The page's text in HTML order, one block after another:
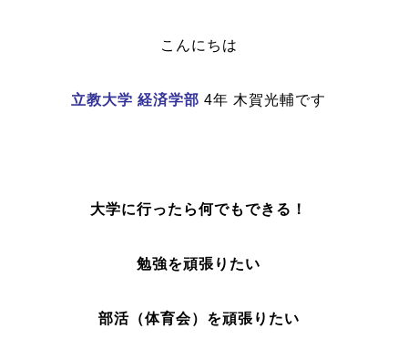
こんにちは
立教大学 経済学部 4年 木賀光輔です
大学に行ったら何でもできる！
勉強を頑張りたい
部活（体育会）を頑張りたい